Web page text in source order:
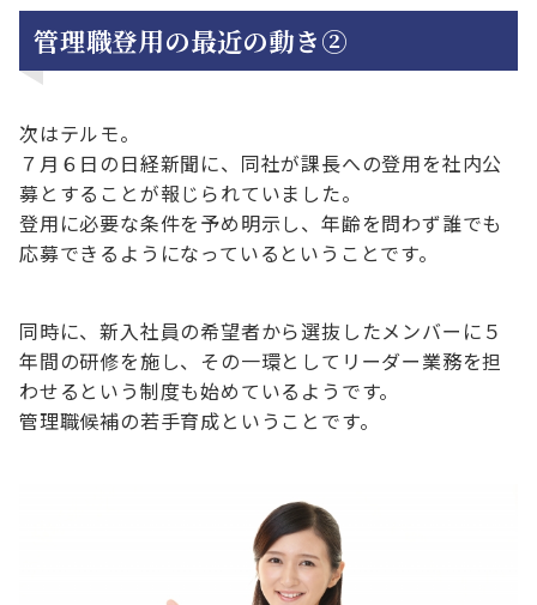
管理職登用の最近の動き②
次はテルモ。
７月６日の日経新聞に、同社が課長への登用を社内公
募とすることが報じられていました。
登用に必要な条件を予め明示し、年齢を問わず誰でも
応募できるようになっているということです。
同時に、新入社員の希望者から選抜したメンバーに５
年間の研修を施し、その一環としてリーダー業務を担
わせるという制度も始めているようです。
管理職候補の若手育成ということです。